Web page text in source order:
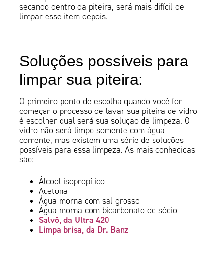
secando dentro da piteira, será mais difícil de
limpar esse item depois.
Soluções possíveis para
limpar sua piteira:
O primeiro ponto de escolha quando você for
começar o processo de lavar sua piteira de vidro
é escolher qual será sua solução de limpeza. O
vidro não será limpo somente com água
corrente, mas existem uma série de soluções
possíveis para essa limpeza. As mais conhecidas
são:
Álcool isopropílico
Acetona
Água morna com sal grosso
Água morna com bicarbonato de sódio
Salvô, da Ultra 420
Limpa brisa, da Dr. Banz